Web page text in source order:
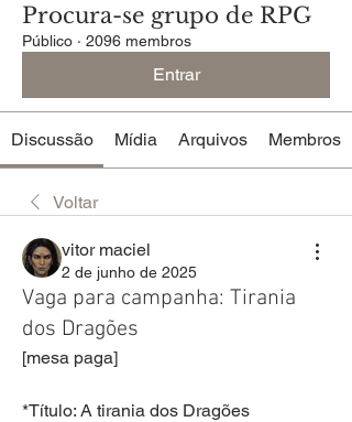
Procura-se grupo de RPG
Público · 2096 membros
Entrar
Discussão Mídia Arquivos Membros
Voltar
vitor maciel
2 de junho de 2025
Vaga para campanha: Tirania
dos Dragões
[mesa paga]
*Título: A tirania dos Dragões